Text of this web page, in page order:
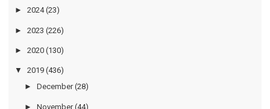
► 2024 (23)
► 2023 (226)
► 2020 (130)
▼ 2019 (436)
► December (28)
► November (44)